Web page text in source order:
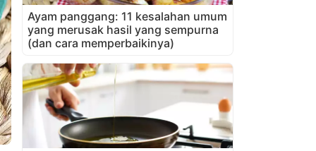
Ayam panggang: 11 kesalahan umum
yang merusak hasil yang sempurna
(dan cara memperbaikinya)